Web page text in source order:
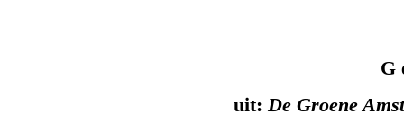
G
uit: De Groene